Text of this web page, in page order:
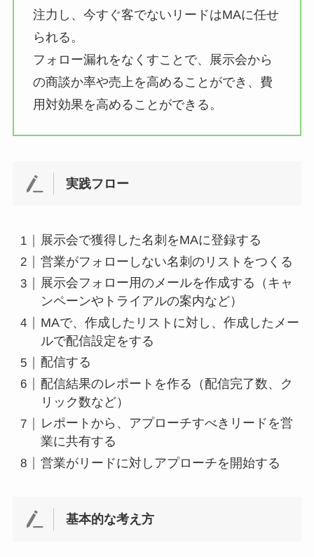
注力し、今すぐ客でないリードはMAに任せ
られる。
フォロー漏れをなくすことで、展示会から
の商談か率や売上を高めることができ、費
用対効果を高めることができる。
実践フロー
展示会で獲得した名刺をMAに登録する
営業がフォローしない名刺のリストをつくる
展示会フォロー用のメールを作成する（キャ
ンペーンやトライアルの案内など）
MAで、作成したリストに対し、作成したメー
ルで配信設定をする
配信する
配信結果のレポートを作る（配信完了数、ク
リック数など）
レポートから、アプローチすべきリードを営
業に共有する
営業がリードに対しアプローチを開始する
基本的な考え方